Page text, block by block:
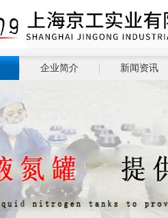
企业简介 新闻资讯